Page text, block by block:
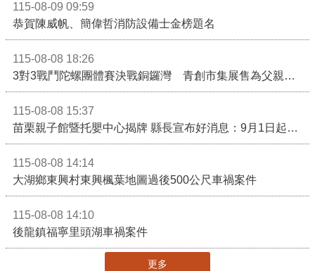
115-08-09 09:59
恭賀陳威帆、簡偉哲消防設備士金榜題名
115-08-08 18:26
3對3戰鬥陀螺團體賽決戰銅鑼灣 青創市集展售為父親節增添繽紛
115-08-08 15:37
苗栗親子館暨托嬰中心揭牌 縣長宣布好消息：9月1日起調降臨時托嬰費用
115-08-08 14:14
大湖鄉東興村東興楓葉地圖過後500公尺車禍案件
115-08-08 14:10
後龍鎮福寧里頭湖車禍案件
更多